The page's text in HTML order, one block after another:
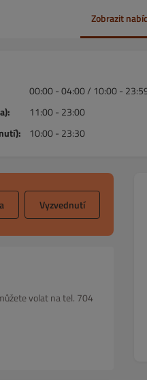
Zobrazit
00:00 - 04:00 / 10:00 -
11:00 - 23:00
10:00 - 23:30
Vyzvednutí
volat na tel. 704